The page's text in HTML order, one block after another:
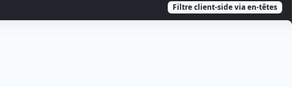
Filtre client-side via en-têtes